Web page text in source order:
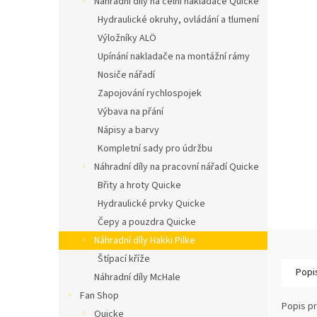
Hydraulické okruhy, ovládání a tlumení
Výložníky ALÖ
Upínání nakladače na montážní rámy
Nosiče nářadí
Zapojování rychlospojek
Výbava na přání
Nápisy a barvy
Kompletní sady pro údržbu
Náhradní díly na pracovní nářadí Quicke
Břity a hroty Quicke
Hydraulické prvky Quicke
Čepy a pouzdra Quicke
Náhradní díly Hakki Pilke
Štípací kříže
Náhradní díly McHale
Fan Shop
Quicke
Popis